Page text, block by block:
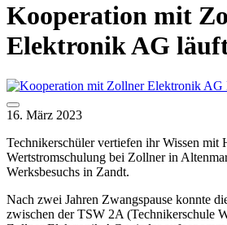
Kooperation mit
Elektronik AG
16. März 2023
Technikerschüler vertiefen ihr Wissen mit
Wertstromschulung bei Zollner in
Werksbesuchs in Zandt.
Nach zwei Jahren Zwangspause konnte
zwischen der TSW 2A (Technikerschule